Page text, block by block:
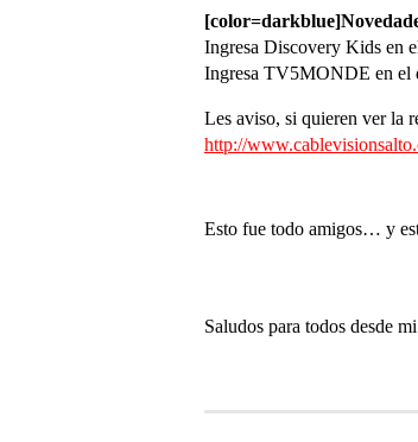
Ingresa Discovery Kids en
Ingresa TV5MONDE en el
Les aviso, si quieren ver la
http://
Esto fue todo amigos… y
Saludos para todos desde